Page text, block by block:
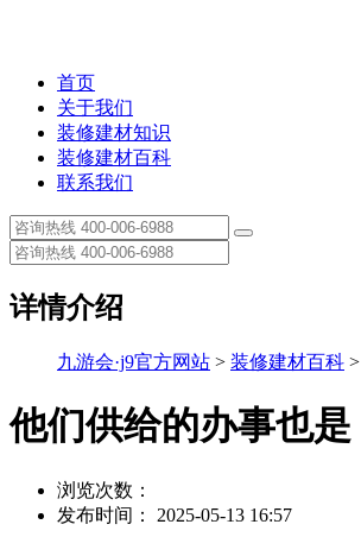
首页
关于我们
装修建材知识
装修建材百科
联系我们
详情介绍
九游会·j9官方网站 > 装修建材百科 >
他们供给的办事也是
浏览次数：
发布时间： 2025-05-13 16:57